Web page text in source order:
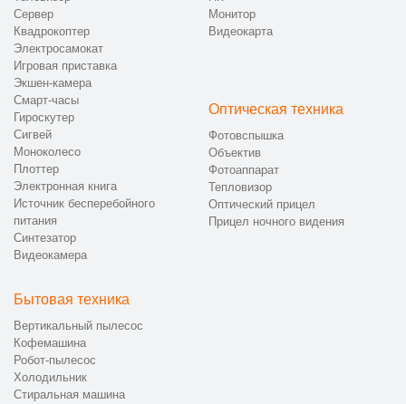
Сервер
Квадрокоптер
Электросамокат
Игровая приставка
Экшен-камера
Смарт-часы
Гироскутер
Сигвей
Моноколесо
Плоттер
Электронная книга
Источник бесперебойного
питания
Синтезатор
Видеокамера
Монитор
Видеокарта
Оптическая техника
Фотовспышка
Объектив
Фотоаппарат
Тепловизор
Оптический прицел
Прицел ночного видения
Бытовая техника
Вертикальный пылесос
Кофемашина
Робот-пылесос
Холодильник
Стиральная машина